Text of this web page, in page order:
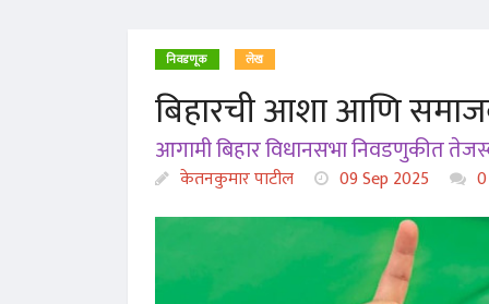
निवडणूक लेख
बिहारची आशा आणि
आगामी बिहार विधानसभा निवडणुकीत
केतनकुमार पाटील 09 Sep 2025